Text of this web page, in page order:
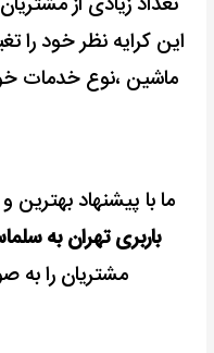
این کرایه نظر خود را
ماشین ،نوع خدمات
ما با پیشنهاد
باربری تهران به
مشتریان را به